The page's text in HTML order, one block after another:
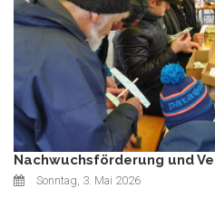
Nachwuchsförderung und
Sonntag, 3. Mai 2026